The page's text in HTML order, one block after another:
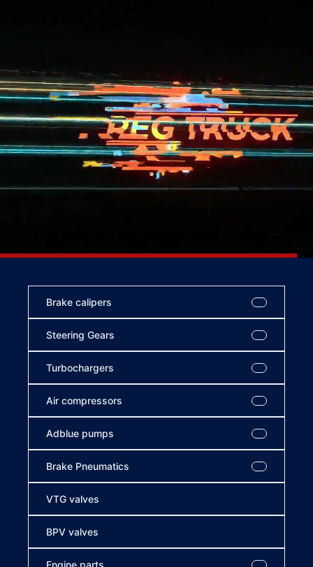
Brake calipers
Steering Gears
Turbochargers
Air compressors
Adblue pumps
Brake Pneumatics
VTG valves
BPV valves
Engine parts